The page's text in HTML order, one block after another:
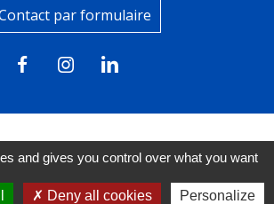
par formulaire
and gives you control over what you want
Deny all cookies Personalize